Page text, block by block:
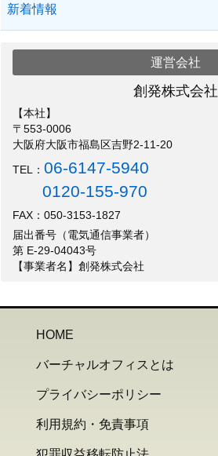
新着情報
運営会社
創発株式会社
【本社】
〒553-0006
大阪府大阪市福島区吉野2-11-20
TEL：06-6147-5940
0120-155-970
FAX：050-3153-1827
届出番号（電気通信事業者）
第 E-29-04043号
【事業者名】創発株式会社
HOME
バーチャルオフィスとは
プライバシーポリシー
利用規約・免責事項